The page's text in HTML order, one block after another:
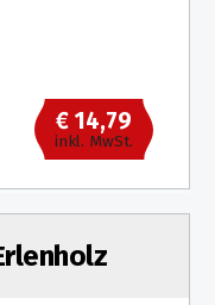
€ 14,79
inkl. MwSt.